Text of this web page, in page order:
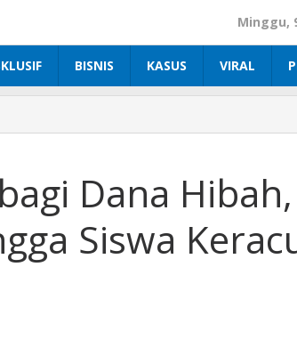
Minggu,
BISNIS KASUS VIRAL
Dana
Siswa